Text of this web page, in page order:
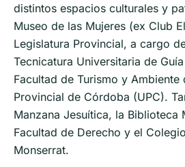
distintos espacios culturales y
Museo de las Mujeres (ex Club
Legislatura Provincial, a cargo
Tecnicatura Universitaria de
Facultad de Turismo y Ambiente
Provincial de Córdoba (UPC).
Manzana Jesuítica, la Biblioteca
Facultad de Derecho y el
Monserrat.